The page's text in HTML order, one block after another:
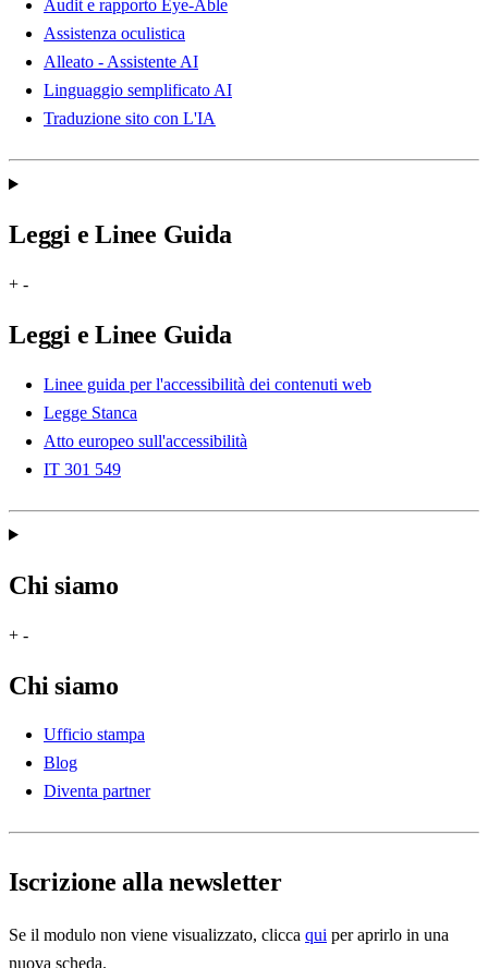
Audit e rapporto Eye-Able
Assistenza oculistica
Alleato - Assistente AI
Linguaggio semplificato AI
Traduzione sito con L'IA
Leggi e Linee Guida
+ -
Leggi e Linee Guida
Linee guida per l'accessibilità dei contenuti web
Legge Stanca
Atto europeo sull'accessibilità
IT 301 549
Chi siamo
+ -
Chi siamo
Ufficio stampa
Blog
Diventa partner
Iscrizione alla newsletter
Se il modulo non viene visualizzato, clicca qui per aprirlo in una
nuova scheda.